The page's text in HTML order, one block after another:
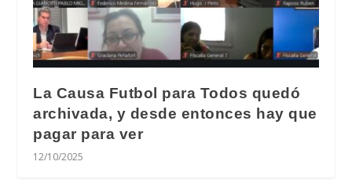
La Causa Futbol para Todos quedó
archivada, y desde entonces hay que
pagar para ver
12/10/2025